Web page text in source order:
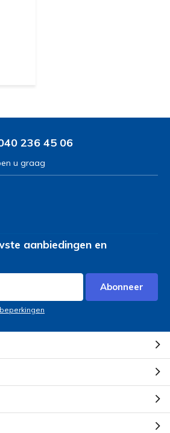
236 45 06
u graag
aanbiedingen en
Abonneer